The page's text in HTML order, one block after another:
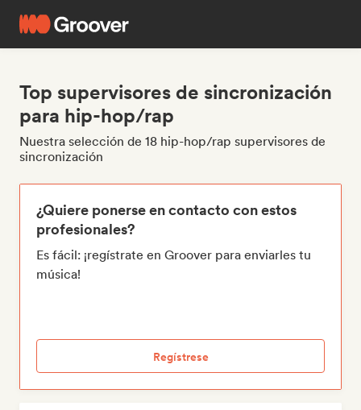
Top supervisores de sincronización
para hip-hop/rap
Nuestra selección de 18 hip-hop/rap supervisores de
sincronización
¿Quiere ponerse en contacto con estos
profesionales?
Es fácil: ¡regístrate en Groover para enviarles tu
música!
Regístrese